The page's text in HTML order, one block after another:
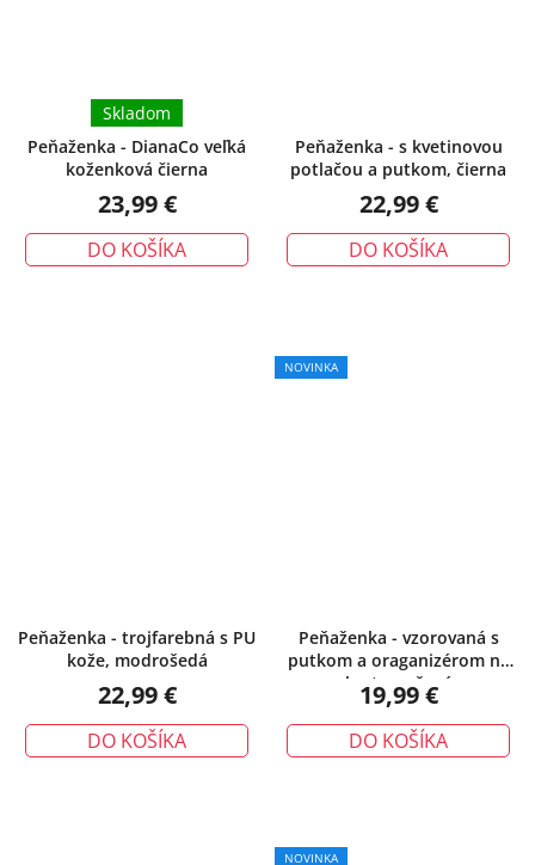
Peňaženka - DianaCo veľká
koženková čierna
Skladom
23,99 €
DO KOŠÍKA
Peňaženka - s kvetinovou
potlačou a putkom, čierna
22,99 €
DO KOŠÍKA
Peňaženka - trojfarebná s PU
kože, modrošedá
22,99 €
DO KOŠÍKA
NOVINKA
Peňaženka - vzorovaná s
putkom a oraganizérom na
karty, ružová
19,99 €
DO KOŠÍKA
NOVINKA